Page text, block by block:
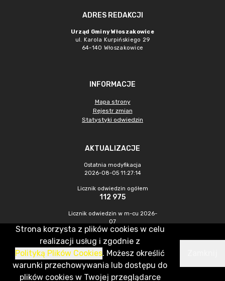
ADRES REDAKCJI
Urząd Gminy Włoszakowice
ul. Karola Kurpińskiego 29
64-140 Włoszakowice
INFORMACJE
Mapa strony
Rejestr zmian
Statystyki odwiedzin
AKTUALIZACJE
Ostatnia modyfikacja
2026-08-05 11:27:14
Licznik odwiedzin ogółem
112 975
Licznik odwiedzin w m-cu 2026-
07
305
CMS & Hosting: Nefeni Sp. z o.o.
Strona korzysta z plików cookies w celu
realizacji usług i zgodnie z
Polityką Plików Cookies. Możesz określić
warunki przechowywania lub dostępu do
plików cookies w Twojej przeglądarce